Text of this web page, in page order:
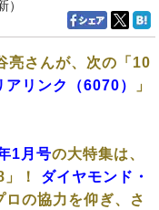
亮さんが、次の「10
アリンク（6070）
」
1月号の大特集は、
」！ ダイヤモンド・
の協力を仰ぎ、さ